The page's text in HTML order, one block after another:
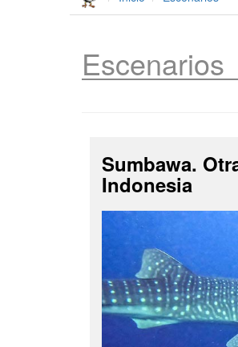
Escenarios
Sumbawa.
Indonesia